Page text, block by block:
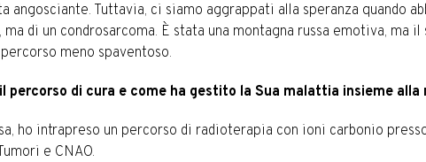
angosciante. Tuttavia, ci siamo aggrappati alla speranza quando
di un condrosarcoma. È stata una montagna russa emotiva, ma
meno spaventoso.
percorso di cura e come ha gestito la Sua malattia insieme
ho intrapreso un percorso di radioterapia con ioni carbonio
e CNAO.